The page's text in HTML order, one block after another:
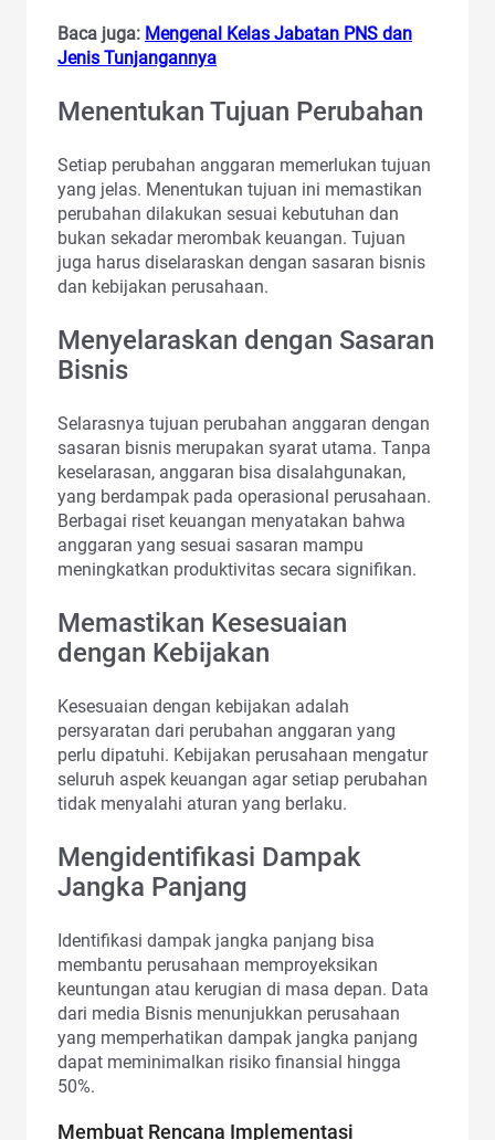
Baca juga: Mengenal Kelas Jabatan PNS dan
Jenis Tunjangannya
Menentukan Tujuan Perubahan
Setiap perubahan anggaran memerlukan tujuan
yang jelas. Menentukan tujuan ini memastikan
perubahan dilakukan sesuai kebutuhan dan
bukan sekadar merombak keuangan. Tujuan
juga harus diselaraskan dengan sasaran bisnis
dan kebijakan perusahaan.
Menyelaraskan dengan Sasaran
Bisnis
Selarasnya tujuan perubahan anggaran dengan
sasaran bisnis merupakan syarat utama. Tanpa
keselarasan, anggaran bisa disalahgunakan,
yang berdampak pada operasional perusahaan.
Berbagai riset keuangan menyatakan bahwa
anggaran yang sesuai sasaran mampu
meningkatkan produktivitas secara signifikan.
Memastikan Kesesuaian
dengan Kebijakan
Kesesuaian dengan kebijakan adalah
persyaratan dari perubahan anggaran yang
perlu dipatuhi. Kebijakan perusahaan mengatur
seluruh aspek keuangan agar setiap perubahan
tidak menyalahi aturan yang berlaku.
Mengidentifikasi Dampak
Jangka Panjang
Identifikasi dampak jangka panjang bisa
membantu perusahaan memproyeksikan
keuntungan atau kerugian di masa depan. Data
dari media Bisnis menunjukkan perusahaan
yang memperhatikan dampak jangka panjang
dapat meminimalkan risiko finansial hingga
50%.
Membuat Rencana Implementasi